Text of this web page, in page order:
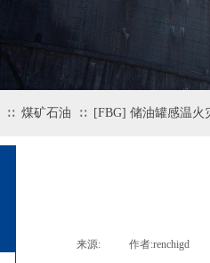
∷ 煤矿石油 ∷ [FBG] 储油罐感温火
来源: 作者:renchigd